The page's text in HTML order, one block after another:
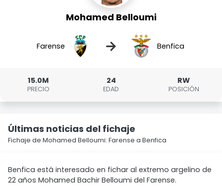
Mohamed Belloumi
Farense → Benfica
15.0M
PRECIO
24
EDAD
RW
POSICIÓN
Últimas noticias del fichaje
Fichaje de Mohamed Belloumi: Farense a Benfica
Benfica está interesado en fichar al extremo argelino de
22 años Mohamed Bachir Belloumi del Farense.